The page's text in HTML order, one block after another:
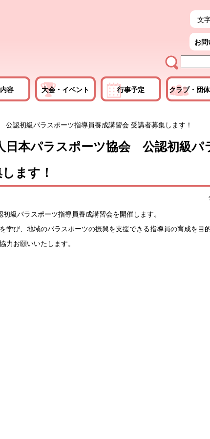
文
お
容 大会・イベント 行事予定 クラブ・団
認初級パラスポーツ指導員養成講習会 受講者募集します！
本パラスポーツ協会 公認初級パ
ます！
パラスポーツ指導員養成講習会を開催します。
び、地域のパラスポーツの振興を支援できる指導員の育成を目
力お願いいたします。